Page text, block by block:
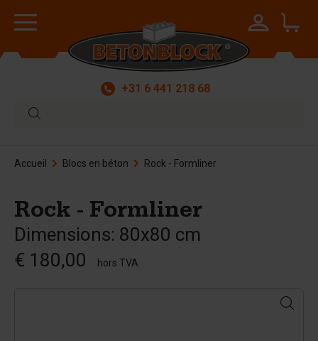
+31 6 441 218 68
Accueil Blocs en béton Rock - Formliner
Rock - Formliner
Dimensions: 80x80 cm
€ 180,00
hors TVA